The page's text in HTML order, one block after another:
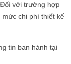
với trường hợp
mức chi phí thiết kế
tin ban hành tại